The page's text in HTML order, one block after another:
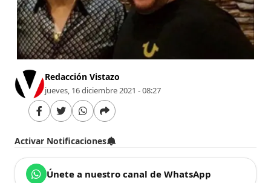
Redacción Vistazo
jueves, 16 diciembre 2021 - 08:27
Activar Notificaciones
Únete a nuestro canal de WhatsApp